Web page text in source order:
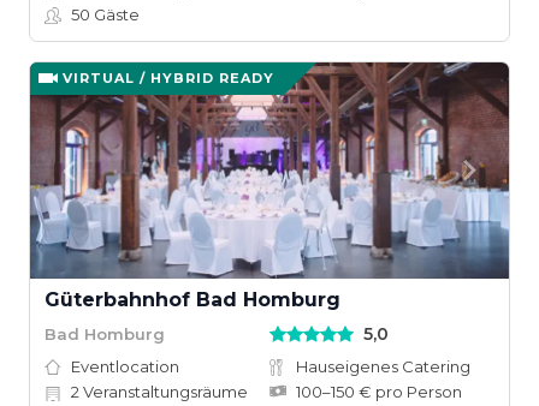
50 Gäste
VIRTUAL / HYBRID READY
Güterbahnhof Bad Homburg
Bad Homburg 5,0
Eventlocation
Hauseigenes Catering
2 Veranstaltungsräume
100–150 € pro Person